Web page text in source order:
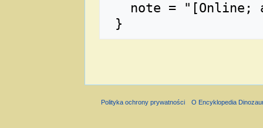
Polityka ochrony prywatności O Encyklopedia